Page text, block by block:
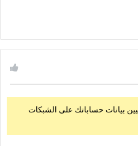
بيانات حساباتك على الشبكات